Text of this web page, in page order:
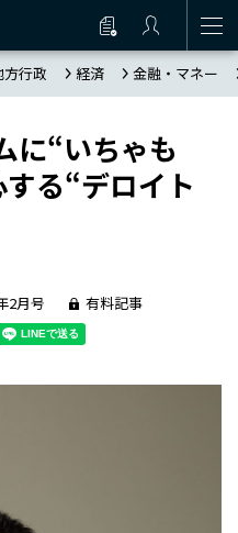
方行政 経済 金融・マネー
に“いちゃも
る“デロイト
2月号 有料記事